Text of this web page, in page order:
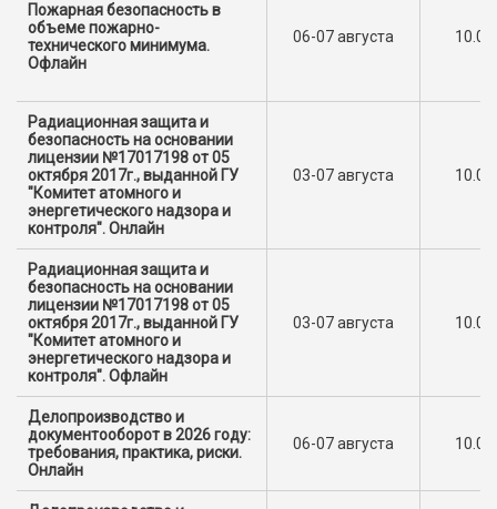
Пожарная безопасность в
объеме пожарно-
технического минимума.
Офлайн
06-07 августа
Радиационная защита и
безопасность на основании
лицензии №17017198 от 05
октября 2017г., выданной ГУ
"Комитет атомного и
энергетического надзора и
контроля". Онлайн
03-07 августа
Радиационная защита и
безопасность на основании
лицензии №17017198 от 05
октября 2017г., выданной ГУ
"Комитет атомного и
энергетического надзора и
контроля". Офлайн
03-07 августа
Делопроизводство и
документооборот в 2026 году:
требования, практика, риски.
Онлайн
06-07 августа